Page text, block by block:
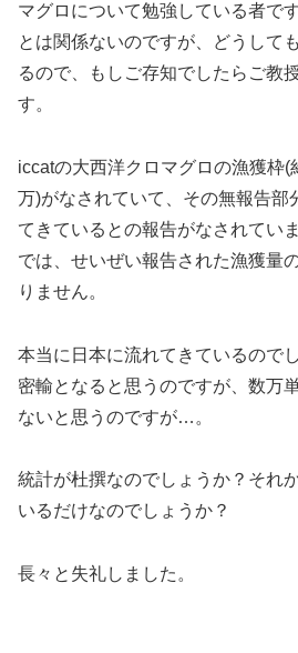
マグロについて勉強している者で
とは関係ないのですが、どうして
るので、もしご存知でしたらご教
す。
iccatの大西洋クロマグロの漁獲枠(
万)がなされていて、その無報告部
てきているとの報告がなされてい
では、せいぜい報告された漁獲量
りません。
本当に日本に流れてきているので
密輸となると思うのですが、数万
ないと思うのですが…。
統計が杜撰なのでしょうか？それ
いるだけなのでしょうか？
長々と失礼しました。